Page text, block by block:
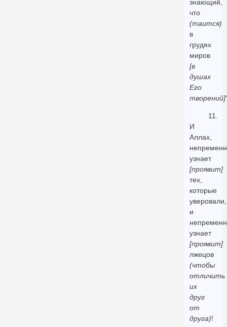
знающий,
что
(таится)
в
грудях
миров
[в
душах
Его
творений]
11.
И
Аллах,
узнает
[проявит]
тех,
которые
уверовали,
и
узнает
[проявит]
лжецов
(чтобы
отличить
их
друг
от
друга)!